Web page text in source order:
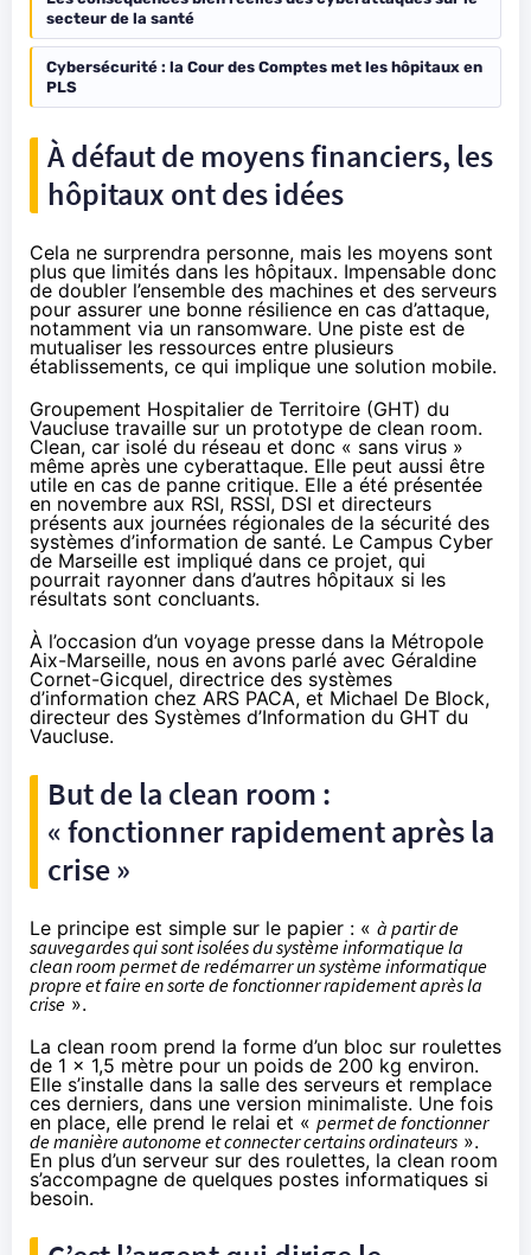
secteur de la santé
Cybersécurité : la Cour des Comptes met les hôpitaux en
PLS
À défaut de moyens financiers, les
hôpitaux ont des idées
Cela ne surprendra personne, mais les moyens sont
plus que limités dans les hôpitaux. Impensable donc
de doubler l’ensemble des machines et des serveurs
pour assurer une bonne résilience en cas d’attaque,
notamment via un ransomware. Une piste est de
mutualiser les ressources entre plusieurs
établissements, ce qui implique une solution mobile.
Groupement Hospitalier de Territoire (GHT) du
Vaucluse travaille sur un prototype de clean room.
Clean, car isolé du réseau et donc « sans virus »
même après une cyberattaque. Elle peut aussi être
utile en cas de panne critique. Elle a été présentée
en novembre aux RSI, RSSI, DSI et directeurs
présents aux journées régionales de la sécurité des
systèmes d’information de santé. Le Campus Cyber
de Marseille est impliqué dans ce projet, qui
pourrait rayonner dans d’autres hôpitaux si les
résultats sont concluants.
À l’occasion d’un voyage presse dans la Métropole
Aix-Marseille, nous en avons parlé avec Géraldine
Cornet-Gicquel, directrice des systèmes
d’information chez ARS PACA, et Michael De Block,
directeur des Systèmes d’Information du GHT du
Vaucluse.
But de la clean room :
« fonctionner rapidement après la
crise »
Le principe est simple sur le papier : « à partir de
sauvegardes qui sont isolées du système informatique la
clean room permet de redémarrer un système informatique
propre et faire en sorte de fonctionner rapidement après la
crise ».
La clean room prend la forme d’un bloc sur roulettes
de 1 x 1,5 mètre pour un poids de 200 kg environ.
Elle s’installe dans la salle des serveurs et remplace
ces derniers, dans une version minimaliste. Une fois
en place, elle prend le relai et « permet de fonctionner
de manière autonome et connecter certains ordinateurs ».
En plus d’un serveur sur des roulettes, la clean room
s’accompagne de quelques postes informatiques si
besoin.